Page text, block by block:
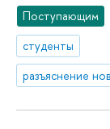
Поступающим
студенты
разъяснение